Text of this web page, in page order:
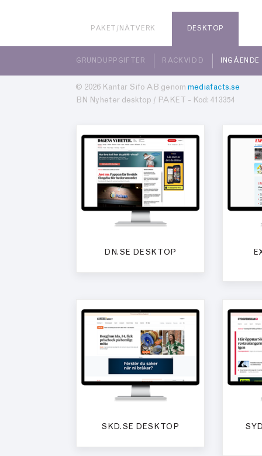
PAKET/NÄTVERK DESKTOP
GRUNDUPPGIFTER RÄCKVIDD
© 2026 Kantar Sifo AB genom mediafacts.se
BN Nyheter desktop / PAKET - Kod: 413354
DN.SE DESKTOP
SKD.SE DESKTOP